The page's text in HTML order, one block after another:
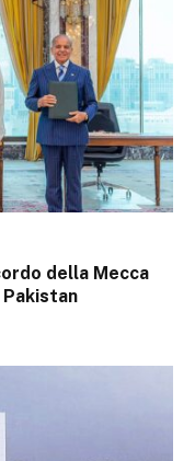
della Mecca
Pakistan